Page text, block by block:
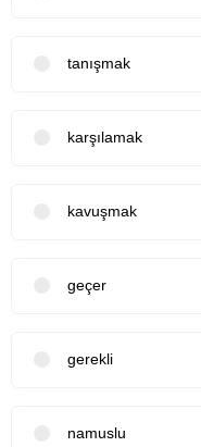
tanışmak
karşılamak
kavuşmak
geçer
gerekli
namuslu